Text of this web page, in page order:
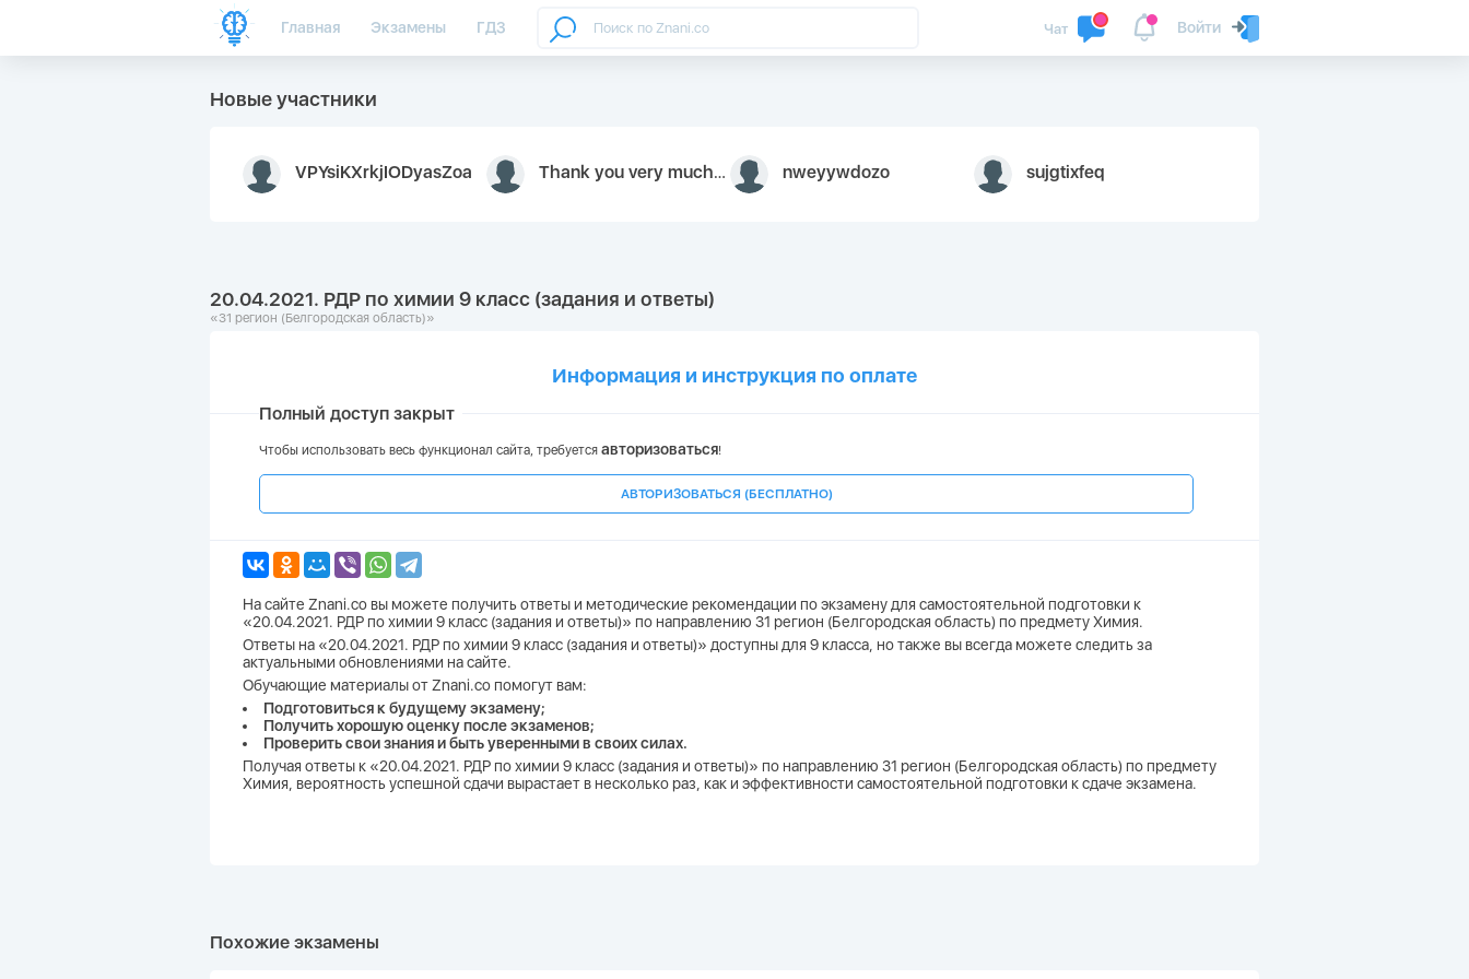
Главная Экзамены ГДЗ Войти
Чат
Новые участники
VPYsiKXrkjIODyasZoa Thank you very much for your inquiry We appreciate you 9126052 https://youtube.com faceapple ! nweyywdozo sujgtixfeq
20.04.2021. РДР по химии 9 класс (задания и ответы)
«31 регион (Белгородская область)»
Информация и инструкция по оплате
Полный доступ закрыт
Чтобы использовать весь функционал сайта, требуется авторизоваться!
АВТОРИЗОВАТЬСЯ (БЕСПЛАТНО)
На сайте Znani.co вы можете получить ответы и методические рекомендации по экзамену для самостоятельной подготовки к
«20.04.2021. РДР по химии 9 класс (задания и ответы)» по направлению 31 регион (Белгородская область) по предмету Химия.
Ответы на «20.04.2021. РДР по химии 9 класс (задания и ответы)» доступны для 9 класса, но также вы всегда можете следить за
актуальными обновлениями на сайте.
Обучающие материалы от Znani.co помогут вам:
Подготовиться к будущему экзамену;
Получить хорошую оценку после экзаменов;
Проверить свои знания и быть уверенными в своих силах.
Получая ответы к «20.04.2021. РДР по химии 9 класс (задания и ответы)» по направлению 31 регион (Белгородская область) по предмету
Химия, вероятность успешной сдачи вырастает в несколько раз, как и эффективности самостоятельной подготовки к сдаче экзамена.
Похожие экзамены